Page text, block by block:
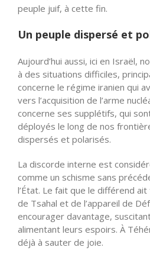
peuple juif, à cette fin.
Un peuple dispersé et
Aujourd’hui aussi, ici en Israël,
à des situations difficiles,
concerne le régime iranien qui
vers l’acquisition de l’arme
concerne ses supplétifs, qui
déployés le long de nos
dispersés et polarisés.
La discorde interne est
comme un schisme sans
l’État. Le fait que le différend
de Tsahal et de l’appareil de
encourager davantage,
alimentant leurs espoirs. À
déjà à sauter de joie.